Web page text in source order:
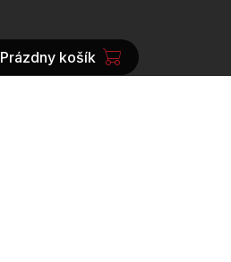
NÁKUPNÝ
Prázdny košík